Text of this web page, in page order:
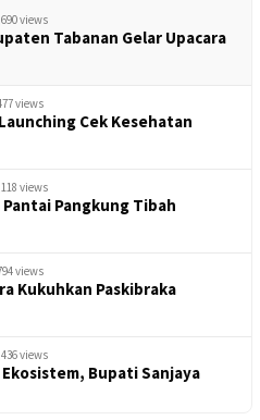
views
Tabanan Gelar Upacara
views
Cek Kesehatan
views
Pangkung Tibah
views
Kukuhkan Paskibraka
views
Bupati Sanjaya